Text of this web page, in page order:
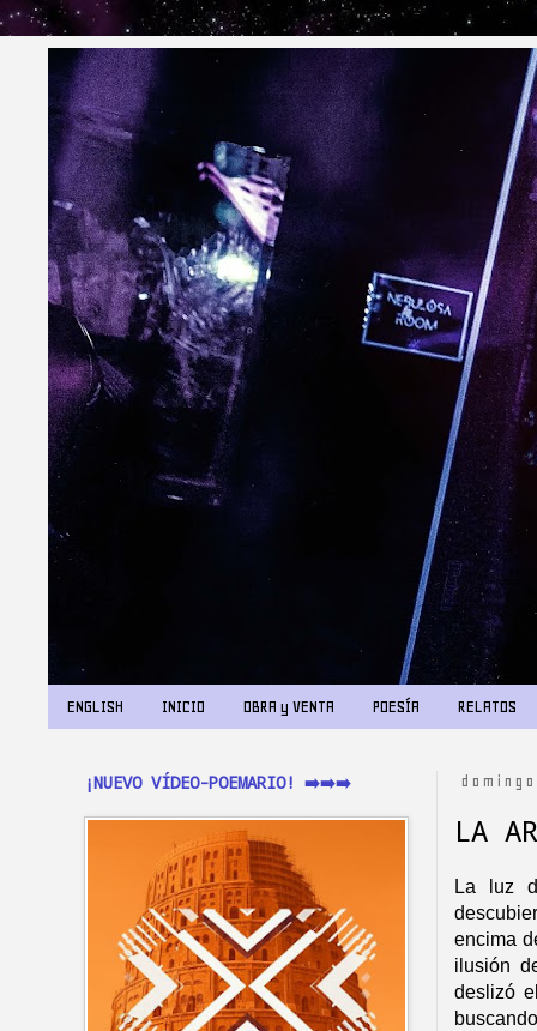
ENGLISH INICIO OBRA y VENTA POESÍA RELATOS
LA
La luz
encima
ilusión
deslizó
¡NUEVO VÍDEO-POEMARIO! ➡️➡️➡️